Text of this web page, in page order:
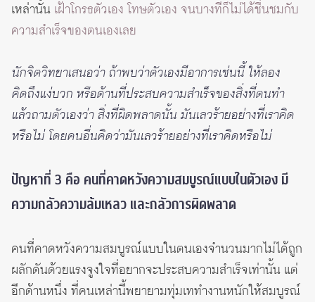
เหล่านั้น เฝ้าโกรธตัวเอง โทษตัวเอง จนบางทีก็ไม่ได้ชื่นชมกับ
ความสำเร็จของตนเองเลย
นักจิตวิทยาเสนอว่า ถ้าพบว่าตัวเองมีอาการเช่นนี้ ให้ลอง
คิดถึงแง่บวก หรือด้านที่ประสบความสำเร็จของสิ่งที่ตนทำ
แล้วถามตัวเองว่า สิ่งที่ผิดพลาดนั้น มันเลวร้ายอย่างที่เราคิด
หรือไม่ โดยคนอื่นคิดว่ามันเลวร้ายอย่างที่เราคิดหรือไม่
ปัญหาที่ 3 คือ คนที่คาดหวังความสมบูรณ์แบบในตัวเอง มี
ความกลัวความล้มเหลว และกลัวการผิดพลาด
คนที่คาดหวังความสมบูรณ์แบบในตนเองจำนวนมากไม่ได้ถูก
ผลักดันด้วยแรงจูงใจที่อยากจะประสบความสำเร็จเท่านั้น แต่
อีกด้านหนึ่ง ที่คนเหล่านี้พยายามทุ่มเททำงานหนักให้สมบูรณ์